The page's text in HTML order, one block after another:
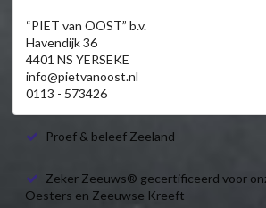
“PIET van OOST” b.v.
Havendijk 36
4401 NS YERSEKE
info@pietvanoost.nl
0113 - 573426
Proef & beleef Zeeland
Zeker Zeeuws® gecertificeerd voor
Oesters en Zeeuwse Kreeft